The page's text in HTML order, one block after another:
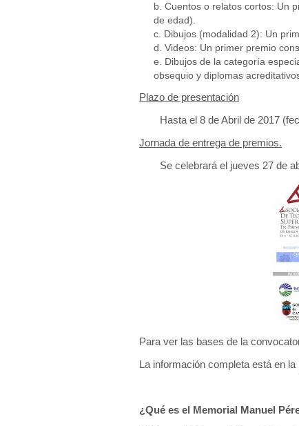
Cuentos o relatos cortos: Un
de edad).
Dibujos (modalidad 2): Un
Videos: Un primer premio
Dibujos de la categoría
obsequio y diplomas
Plazo de presentación
Hasta el 8 de Abril de 2017
Jornada de entrega de premios.
Se celebrará el jueves 27 de
Para ver las bases de la
La información completa está en la
¿Qué es el Memorial Manuel